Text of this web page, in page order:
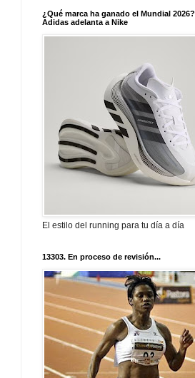
¿Qué marca ha ganado el Mundial 2026?
Adidas adelanta a Nike
El estilo del running para tu día a día
13303. En proceso de revisión...